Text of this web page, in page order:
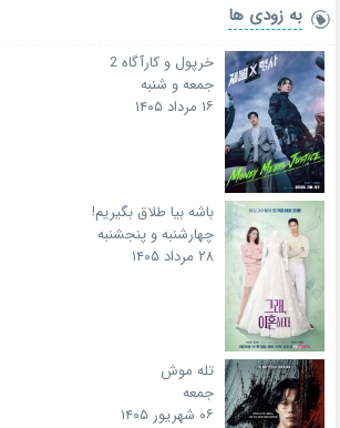
به زودی ها
خرپول و کارآگاه 2
جمعه و شنبه
۱۶ مرداد ۱۴۰۵
باشه بیا طلاق بگیریم!
چهارشنبه و پنجشنبه
۲۸ مرداد ۱۴۰۵
تله موش
جمعه
۰۶ شهریور ۱۴۰۵